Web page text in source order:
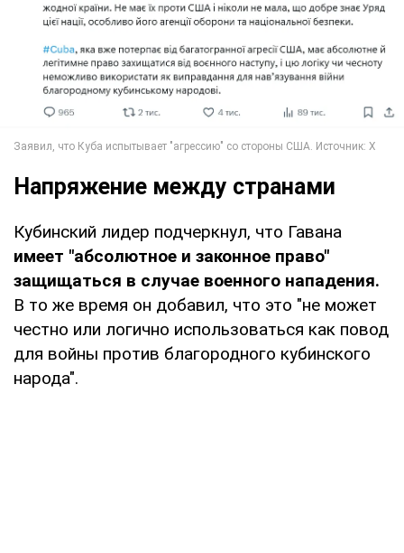
Напряжение между странами
Кубинский лидер подчеркнул, что Гавана
имеет "абсолютное и законное право"
защищаться в случае военного нападения.
В то же время он добавил, что это "не может
честно или логично использоваться как повод
для войны против благородного кубинского
народа".